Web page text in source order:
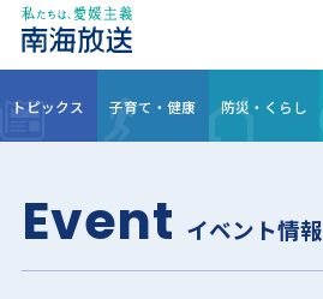
トピックス 子育て・健康 防災・くらし
Event イベント情報